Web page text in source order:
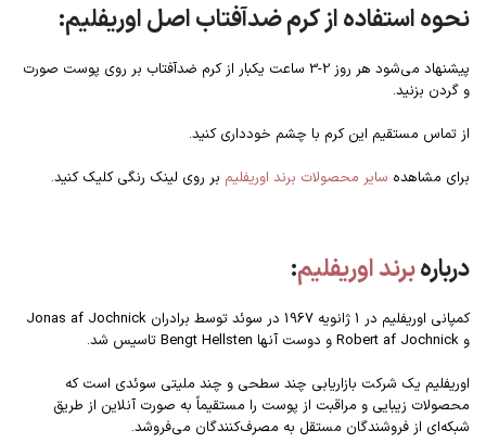
نحوه استفاده از کرم ضدآفتاب اصل اوریفلیم:
پیشنهاد می‌شود هر روز 2-3 ساعت یکبار از کرم ضدآفتاب بر روی پوست صورت
و گردن بزنید.
از تماس مستقیم این کرم با چشم خودداری کنید.
برای مشاهده سایر محصولات برند اوریفلیم بر روی لینک رنگی کلیک کنید.
دربارهبرند اوریفلیم:
کمپانی اوریفلیم در 1 ژانویه 1967 در سوئد توسط برادران Jonas af Jochnick
و Robert af Jochnick و دوست آنها Bengt Hellsten تاسیس شد.
اوریفلیم یک شرکت بازاریابی چند سطحی و چند ملیتی سوئدی است که
محصولات زیبایی و مراقبت از پوست را مستقیماً به صورت آنلاین از طریق
شبکه‌ای از فروشندگان مستقل به مصرف‌کنندگان می‌فروشد.